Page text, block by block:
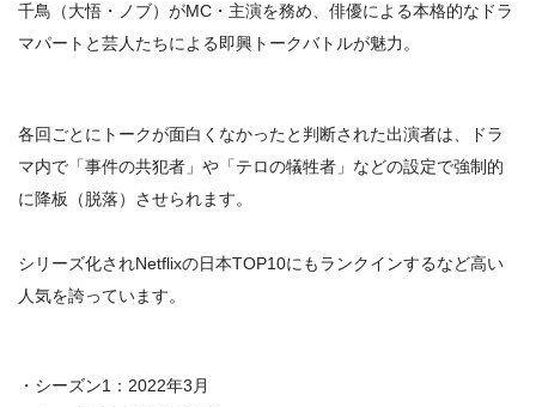
千鳥（大悟・ノブ）がMC・主演を務め、俳優による本格的なドラ
マパートと芸人たちによる即興トークバトルが魅力。
各回ごとにトークが面白くなかったと判断された出演者は、ドラ
マ内で「事件の共犯者」や「テロの犠牲者」などの設定で強制的
に降板（脱落）させられます。
シリーズ化されNetflixの日本TOP10にもランクインするなど高い
人気を誇っています。
・シーズン1：2022年3月